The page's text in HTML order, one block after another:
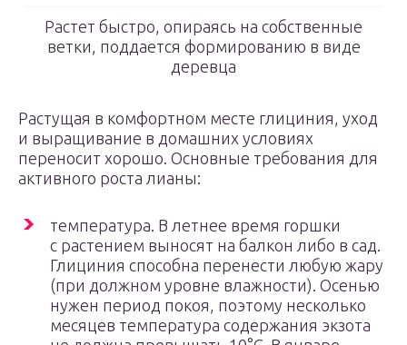
Растет быстро, опираясь на собственные
ветки, поддается формированию в виде
деревца
Растущая в комфортном месте глициния, уход
и выращивание в домашних условиях
переносит хорошо. Основные требования для
активного роста лианы:
температура. В летнее время горшки
с растением выносят на балкон либо в сад.
Глициния способна перенести любую жару
(при должном уровне влажности). Осенью
нужен период покоя, поэтому несколько
месяцев температура содержания экзота